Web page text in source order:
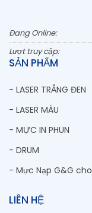
Đang Online:
Lượt truy cập:
SẢN PHẨM
- LASER TRẮNG ĐEN
- LASER MÀU
- MỰC IN PHUN
- DRUM
- Mực Nạp G&G
LIÊN HỆ